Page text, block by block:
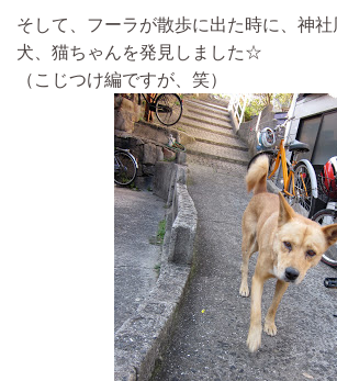
そして、フーラが散歩に出た時に、神
犬、猫ちゃんを発見しました☆
（こじつけ編ですが、笑）